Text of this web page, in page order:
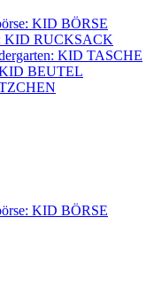
KID BÖRSE
KID RUCKSACK
KID TASCHE
KID BEUTEL
KID BÖRSE